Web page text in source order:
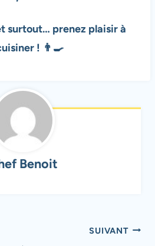
surtout… prenez plaisir à
! 👨‍🍳
Benoit
SUIVANT